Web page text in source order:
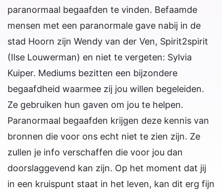
paranormaal begaafden te vinden. Befaamde
mensen met een paranormale gave nabij in de
stad Hoorn zijn Wendy van der Ven, Spirit2spirit
(Ilse Louwerman) en niet te vergeten: Sylvia
Kuiper. Mediums bezitten een bijzondere
begaafdheid waarmee zij jou willen begeleiden.
Ze gebruiken hun gaven om jou te helpen.
Paranormaal begaafden krijgen deze kennis van
bronnen die voor ons echt niet te zien zijn. Ze
zullen je info verschaffen die voor jou dan
doorslaggevend kan zijn. Op het moment dat jij
in een kruispunt staat in het leven, kan dit erg fijn